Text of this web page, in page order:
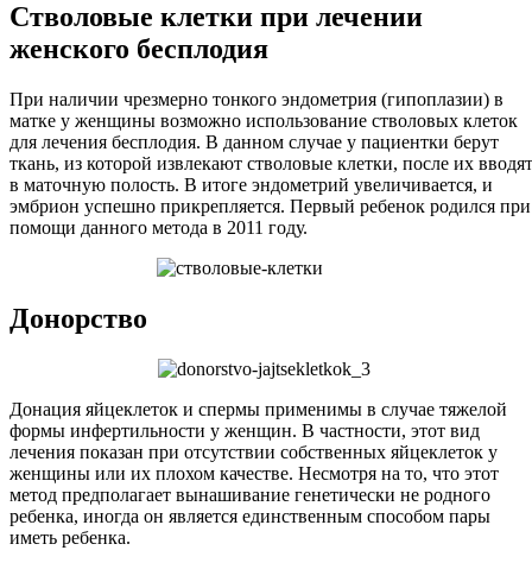
Стволовые клетки при лечении
женского бесплодия
При наличии чрезмерно тонкого эндометрия (гипоплазии) в
матке у женщины возможно использование стволовых клеток
для лечения бесплодия. В данном случае у пациентки берут
ткань, из которой извлекают стволовые клетки, после их вводят
в маточную полость. В итоге эндометрий увеличивается, и
эмбрион успешно прикрепляется. Первый ребенок родился при
помощи данного метода в 2011 году.
Донорство
Донация яйцеклеток и спермы применимы в случае тяжелой
формы инфертильности у женщин. В частности, этот вид
лечения показан при отсутствии собственных яйцеклеток у
женщины или их плохом качестве. Несмотря на то, что этот
метод предполагает вынашивание генетически не родного
ребенка, иногда он является единственным способом пары
иметь ребенка.